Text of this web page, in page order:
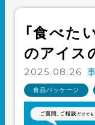
「食べた
のアイス
2025.08.26
食品パッケージ